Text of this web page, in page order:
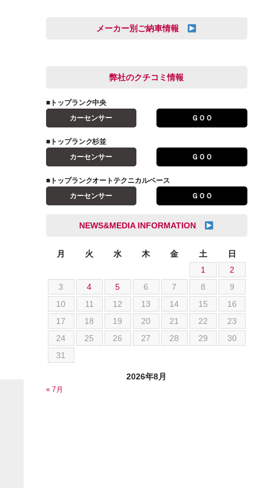
小澤 孝久
小野 利公
山本 大輔
岩井 裕一
川島 沙耶
杉崎 雅司
池根 陸
池田 悠亮
石川 成一郎
粟飯原 卓也
荒居 力哉
菊池 大誠
メーカー別ご納車情報
FIAT
JAGUAR
VOLVO
アストンマーティン
アバルト
アルファロメオ
クライスラージープ
シボレー
ジャガー
スズキ
スバル
ダッジ
トヨタ
弊社のクチコミ情報
■トップランク中央
カーセンサー
ＧＯＯ
■トップランク杉並
カーセンサー
ＧＯＯ
■トップランクオートテクニカルベース
カーセンサー
ＧＯＯ
NEWS&MEDIA INFORMATION
2026年8月
月 火 水 木 金 土
日
1
2
3
4 5 6 7 8
9
10
11 12 13 14 15
16
17
18 19 20 21 22
23
24
25 26 27 28 29
30
31
« 7月